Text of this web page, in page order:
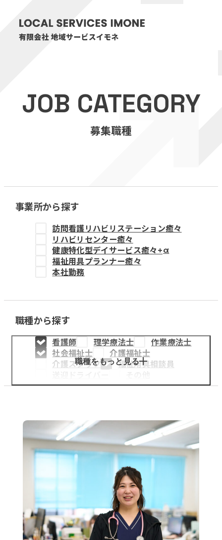
医療・介護事業
訪問看護リハビリステーション癒々
福祉用具プランナー癒々
教育事業
姫路中央こども園
姫路中央保育園
採用情報
医療・介護事業
募集職種
お知らせ
JOB CATEGORY
募集職種
事業所から探す
訪問看護リハビリステーション癒々
リハビリセンター癒々
健康特化型デイサービス癒々+α
福祉用具プランナー癒々
本社勤務
職種から探す
看護師 理学療法士
作業療法士
社会福祉士
介護福祉士
介護スタッフ
福祉用具相談員
職種をもっと見る